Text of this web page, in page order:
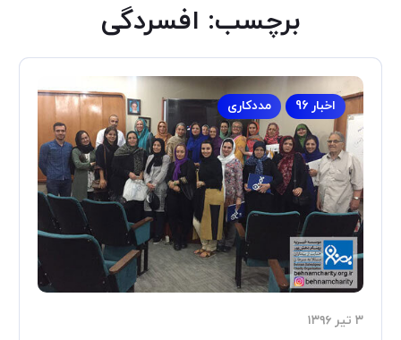
برچسب: افسردگی
اخبار 96 مددکاری
۳ تیر ۱۳۹۶